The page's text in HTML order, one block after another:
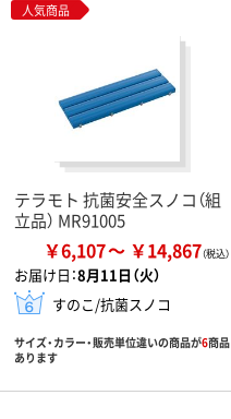
人気商品
テラモト 抗菌安全スノコ（組
立品） MR91005
￥6,107 ￥14,867
お届け日：8月11日（火）
すのこ/抗菌スノコ
サイズ・カラー・販売単位違いの商品が6商品
あります